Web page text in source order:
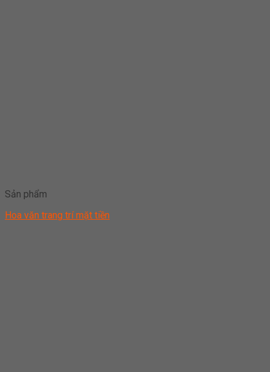
Sản phẩm
Hoa văn trang trí mặt tiền